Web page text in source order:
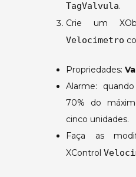
TagValvula.
Crie um
Velocimetro
Propriedades:
Alarme:
70% do
cinco unidades.
Faça as
XControl